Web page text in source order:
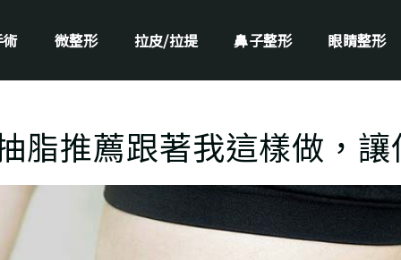
微整形 拉皮/拉提 鼻子整形 眼睛整形
脂推薦跟著我這樣做，